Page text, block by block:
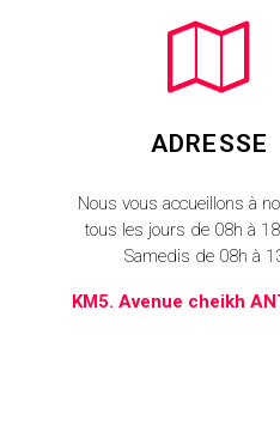
ADRESSE
Nous vous accueillons à
tous les jours de 08h à
Samedis de 08h à
KM5. Avenue cheikh